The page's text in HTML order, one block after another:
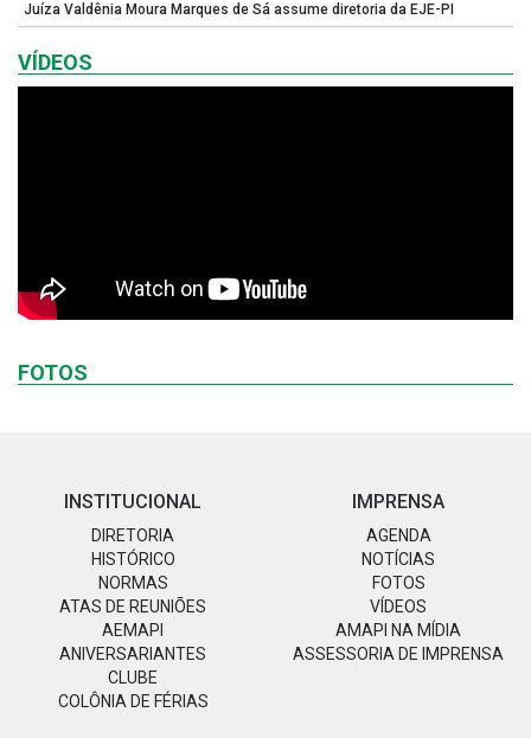
Juíza Valdênia Moura Marques de Sá assume diretoria da EJE-PI
VÍDEOS
FOTOS
INSTITUCIONAL
DIRETORIA
HISTÓRICO
NORMAS
ATAS DE REUNIÕES
AEMAPI
ANIVERSARIANTES
CLUBE
COLÔNIA DE FÉRIAS
IMPRENSA
AGENDA
NOTÍCIAS
FOTOS
VÍDEOS
AMAPI NA MÍDIA
ASSESSORIA DE IMPRENSA